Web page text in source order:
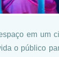
em um
o público